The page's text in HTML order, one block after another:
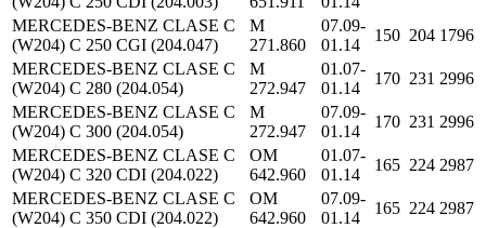
MERCEDES-BENZ CLASE C
(W204) C 250 CGI (204.047)
M
271.860
07.09-
01.14
150 204 1796
MERCEDES-BENZ CLASE C
(W204) C 280 (204.054)
M
272.947
01.07-
01.14
170 231 2996
MERCEDES-BENZ CLASE C
(W204) C 300 (204.054)
M
272.947
07.09-
01.14
170 231 2996
MERCEDES-BENZ CLASE C
(W204) C 320 CDI (204.022)
OM
642.960
01.07-
01.14
165 224 2987
MERCEDES-BENZ CLASE C
(W204) C 350 CDI (204.022)
OM
642.960
07.09-
01.14
165 224 2987